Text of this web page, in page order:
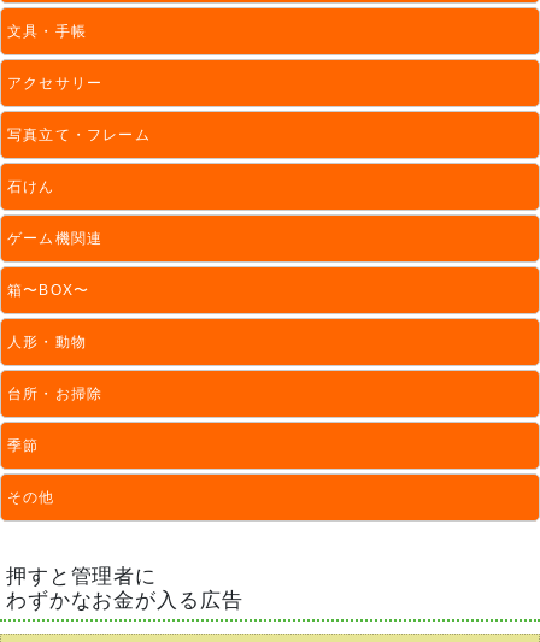
文具・手帳
アクセサリー
写真立て・フレーム
石けん
ゲーム機関連
箱〜BOX〜
人形・動物
台所・お掃除
季節
その他
押すと管理者に
わずかなお金が入る広告